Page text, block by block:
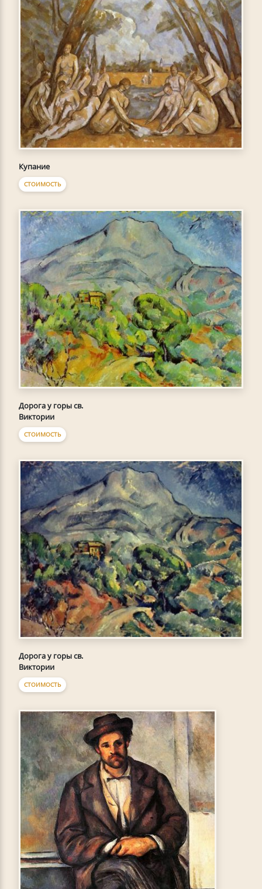
Купание
СТОИМОСТЬ
Дорога у горы св.
Виктории
СТОИМОСТЬ
Дорога у горы св.
Виктории
СТОИМОСТЬ